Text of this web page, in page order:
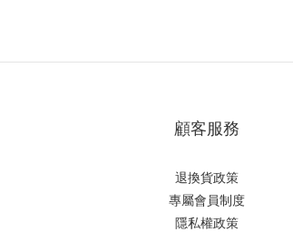
顧客服務
退換貨政策
專屬會員制度
隱私權政策